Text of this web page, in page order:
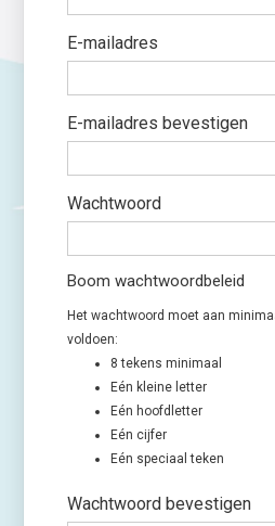
E-mailadres
E-mailadres bevestigen
Wachtwoord
Boom wachtwoordbeleid
Het wachtwoord moet aan
voldoen:
8 tekens minimaal
Eén kleine letter
Eén hoofdletter
Eén cijfer
Eén speciaal teken
Wachtwoord bevestigen